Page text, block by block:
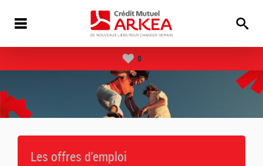
0
Les offres d'emploi